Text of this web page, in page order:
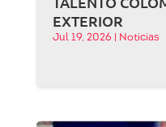
EXTERIOR
Jul 19, 2026 Noticias